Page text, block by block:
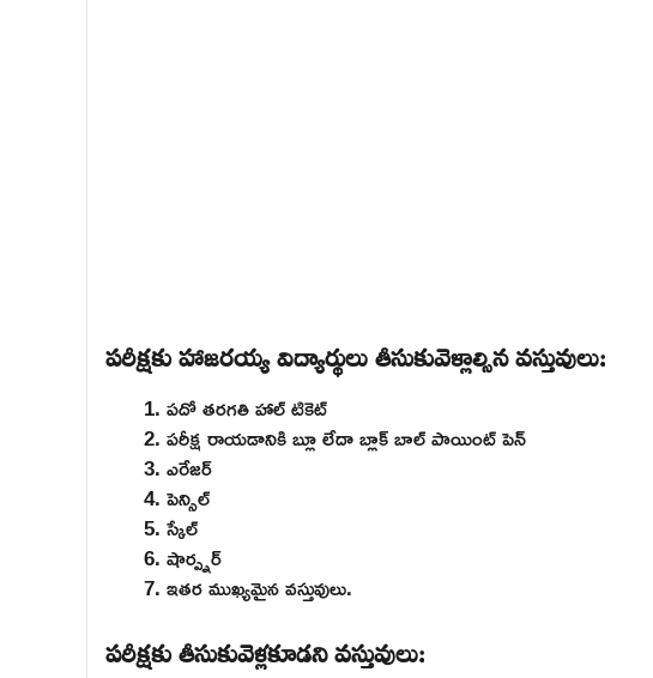
పరీక్షకు హాజరయ్య విద్యార్థులు తీసుకువెళ్లాల్సిన వస్తువులు:
పదో తరగతి హాల్ టికెట్
పరీక్ష రాయడానికి బ్లూ లేదా బ్లాక్ బాల్ పాయింట్ పెన్
ఎరేజర్
పెన్సిల్
స్కేల్
షార్ప్నర్
ఇతర ముఖ్యమైన వస్తువులు.
పరీక్షకు తీసుకువెళ్లకూడని వస్తువులు: